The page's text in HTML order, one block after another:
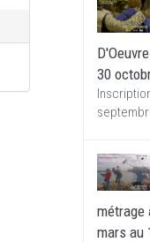
30
métrage
mars au